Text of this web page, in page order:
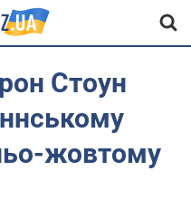
Стоун
жовтому